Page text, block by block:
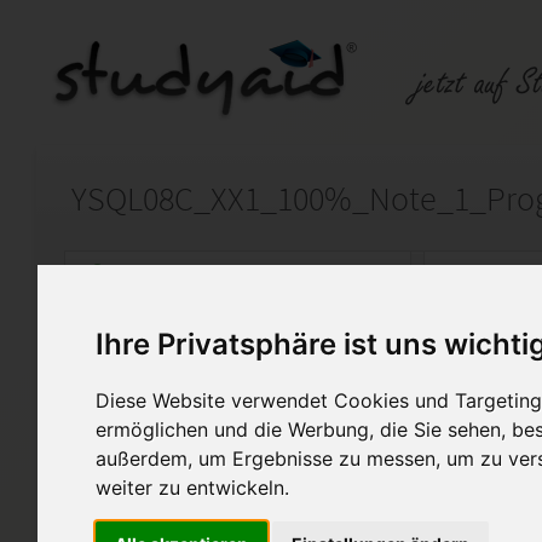
Ihre Privatsphäre ist uns
Diese Website verwendet Cookies und
ermöglichen und die Werbung, die Sie sehen,
außerdem, um Ergebnisse zu messen, um zu
weiter zu entwickeln.
Auf StudyAid.de verkaufen
Startseite Technik und Informatik
Fachinformatiker/in
Die Lösungen wurden von
nur als Hilfsmittel zur